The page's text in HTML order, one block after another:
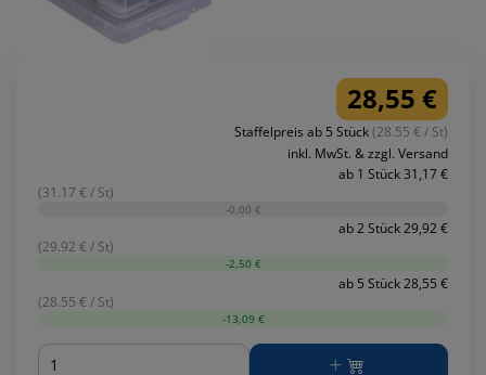
28,55 €
Staffelpreis ab 5 Stück(28.55 € / St)
inkl. MwSt. & zzgl. Versand
ab 1 Stück 31,17 €
(31.17 € / St)
-0,00 €
ab 2 Stück 29,92 €
(29.92 € / St)
-2,50 €
ab 5 Stück 28,55 €
(28.55 € / St)
-13,09 €
Menge